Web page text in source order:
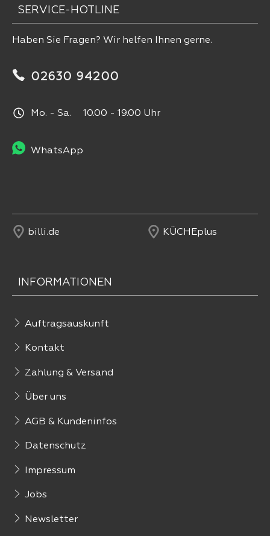
SERVICE-HOTLINE
Haben Sie Fragen? Wir helfen Ihnen gerne.
02630 94200
Mo. - Sa. 10.00 - 19.00 Uhr
WhatsApp
billi.de KÜCHEplus
INFORMATIONEN
Auftragsauskunft
Kontakt
Zahlung & Versand
Über uns
AGB & Kundeninfos
Datenschutz
Impressum
Jobs
Newsletter